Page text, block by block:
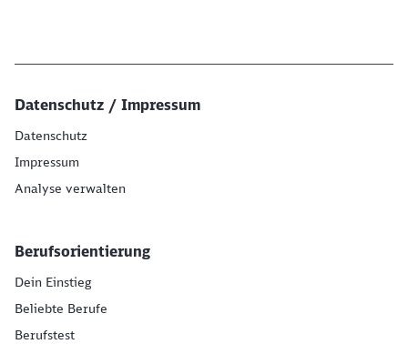
Datenschutz / Impressum
Datenschutz
Impressum
Analyse verwalten
Berufsorientierung
Dein Einstieg
Beliebte Berufe
Berufstest